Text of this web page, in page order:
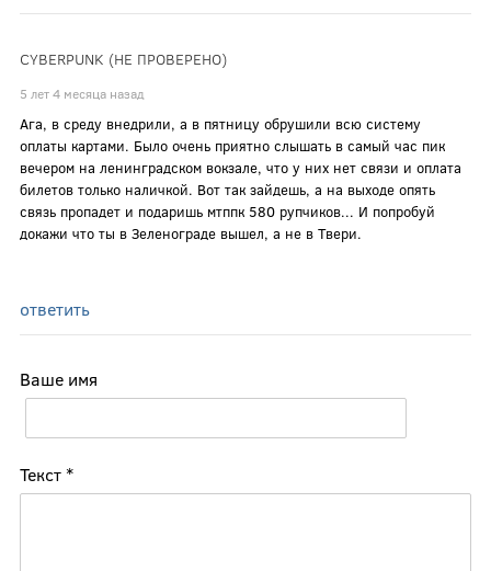
CYBERPUNK (НЕ ПРОВЕРЕНО)
5 лет 4 месяца назад
Ага, в среду внедрили, а в пятницу обрушили всю систему
оплаты картами. Было очень приятно слышать в самый час пик
вечером на ленинградском вокзале, что у них нет связи и оплата
билетов только наличкой. Вот так зайдешь, а на выходе опять
связь пропадет и подаришь мтппк 580 рупчиков... И попробуй
докажи что ты в Зеленограде вышел, а не в Твери.
ответить
Ваше имя
Текст *